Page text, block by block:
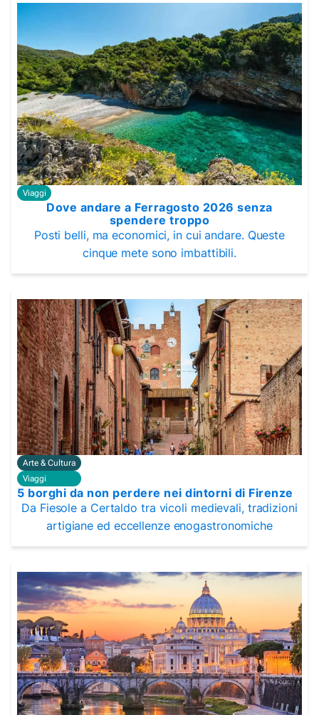
Viaggi
Dove andare a Ferragosto 2026 senza
spendere troppo
Posti belli, ma economici, in cui andare. Queste
cinque mete sono imbattibili.
Arte & Cultura
Viaggi
5 borghi da non perdere nei dintorni di Firenze
Da Fiesole a Certaldo tra vicoli medievali, tradizioni
artigiane ed eccellenze enogastronomiche